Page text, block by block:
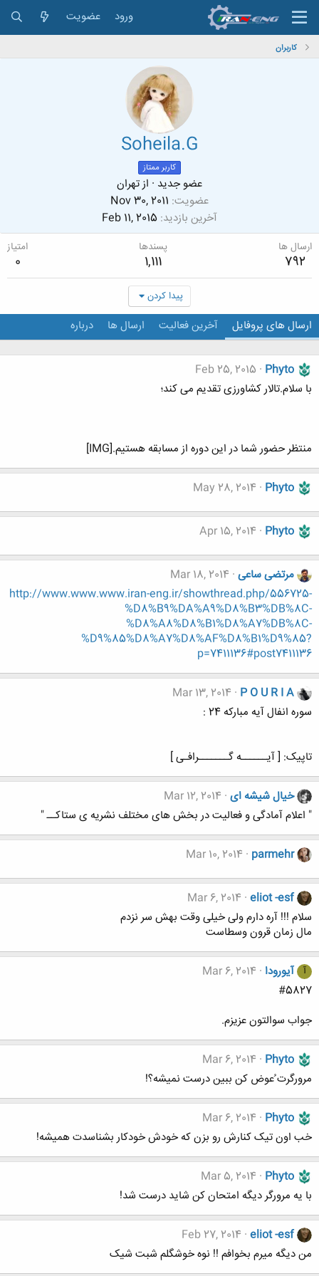
ورود عضویت
کاربران
Soheila.G
کاربر ممتاز
عضو جدید · ازتهران
عضویت Nov 30, 2011
آخرین بازدید Feb 11, 2015
ارسال ها
792
پسندها
1,111
امتیاز
0
پیدا کردن
ارسال های پروفایل آخرین فعالیت ارسال ها درباره
Phyto
Feb 25, 2015
با سلام.تالار کشاورزی تقدیم می کند؛
منتظر حضور شما در این دوره از مسابقه هستیم.[IMG]
Phyto
May 28, 2014
Phyto
Apr 15, 2014
مرتضی ساعی Mar 18, 2014
http://www.www.www.iran-eng.ir/showthread.php/556725-
%D8%B9%DA%A9%D8%B3%DB%8C-
%D8%A8%D8%B1%D8%A7%DB%8C-
%D9%85%D8%A7%D8%AF%D8%B1%D9%85?
p=7411136#post7411136
P O U R I A
Mar 13, 2014
سوره انفال آیه مبارکه 24 :
تاپیک: [ آیــــــه گـــــــرافـی ]
خیال شیشه ای Mar 12, 2014
" اعلام آمادگی و فعالیت در بخش های مختلف نشریه ی ستاکــ "
parmehr
Mar 10, 2014
eliot -esf
Mar 6, 2014
سلام !!! آره دارم ولی خیلی وقت بهش سر نزدم
مال زمان قرون وسطاست
آ آیورودا Mar 6, 2014
#5827
جواب سوالتون عزیزم.
Phyto
Mar 6, 2014
مرورگرت ُعوض کن ببین درست نمیشه؟!
Phyto
Mar 6, 2014
خب اون تیک کنارش رو بزن که خودش خودکار بشناسدت همیشه!
Phyto
Mar 5, 2014
با یه مرورگر دیگه امتحان کن شاید درست شد!
eliot -esf
Feb 27, 2014
من دیگه میرم بخوافم !! نوه خوشگلم شبت شیک